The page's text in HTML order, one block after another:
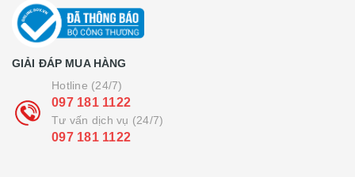
GIẢI ĐÁP MUA HÀNG
Hotline (24/7)
097 181 1122
Tư vấn dịch vụ (24/7)
097 181 1122